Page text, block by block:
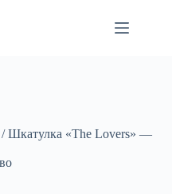
/ Шкатулка «The Lovers» —